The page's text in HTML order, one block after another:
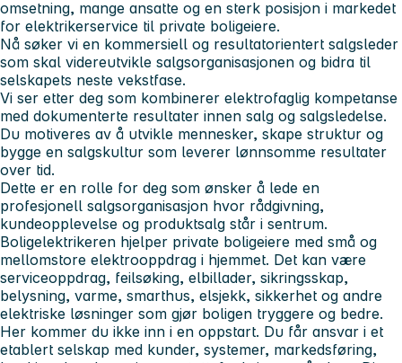
omsetning, mange ansatte og en sterk posisjon i markedet
for elektrikerservice til private boligeiere.
Nå søker vi en kommersiell og resultatorientert salgsleder
som skal videreutvikle salgsorganisasjonen og bidra til
selskapets neste vekstfase.
Vi ser etter deg som kombinerer elektrofaglig kompetanse
med dokumenterte resultater innen salg og salgsledelse.
Du motiveres av å utvikle mennesker, skape struktur og
bygge en salgskultur som leverer lønnsomme resultater
over tid.
Dette er en rolle for deg som ønsker å lede en
profesjonell salgsorganisasjon hvor rådgivning,
kundeopplevelse og produktsalg står i sentrum.
Boligelektrikeren hjelper private boligeiere med små og
mellomstore elektrooppdrag i hjemmet. Det kan være
serviceoppdrag, feilsøking, elbillader, sikringsskap,
belysning, varme, smarthus, elsjekk, sikkerhet og andre
elektriske løsninger som gjør boligen tryggere og bedre.
Her kommer du ikke inn i en oppstart. Du får ansvar i et
etablert selskap med kunder, systemer, markedsføring,